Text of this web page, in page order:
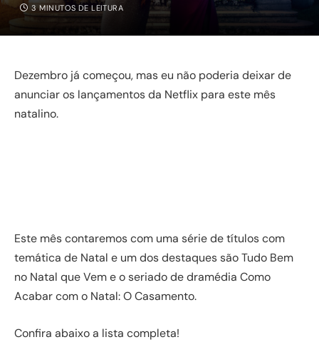
3 MINUTOS DE LEITURA
Dezembro já começou, mas eu não poderia deixar de
anunciar os lançamentos da Netflix para este mês
natalino.
Este mês contaremos com uma série de títulos com
temática de Natal e um dos destaques são Tudo Bem
no Natal que Vem e o seriado de dramédia Como
Acabar com o Natal: O Casamento.
Confira abaixo a lista completa!